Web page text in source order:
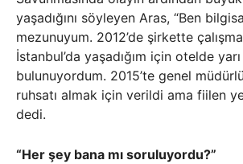
yaşadığını söyleyen Aras, “Ben
mezunuyum. 2012’de şirkette
İstanbul’da yaşadığım için otelde yarı
bulunuyordum. 2015’te genel
ruhsatı almak için verildi ama fiilen
dedi.
“Her şey bana mı soruluyordu?”